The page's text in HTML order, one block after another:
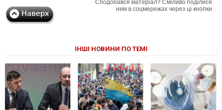
Сподобався матеріал? Сміливо поділися
ним в соцмережах через ці кнопки
ІНШІ НОВИНИ ПО ТЕМІ